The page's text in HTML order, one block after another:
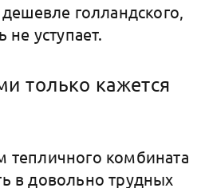
голландского,
не уступает.
только кажется
тепличного комбината
в довольно трудных